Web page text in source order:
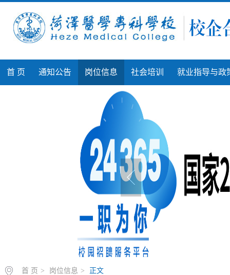
首 页 通知公告 岗位信息 社会培训 就业指导与政
首 页 > 岗位信息 > 正文